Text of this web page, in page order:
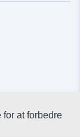
at forbedre